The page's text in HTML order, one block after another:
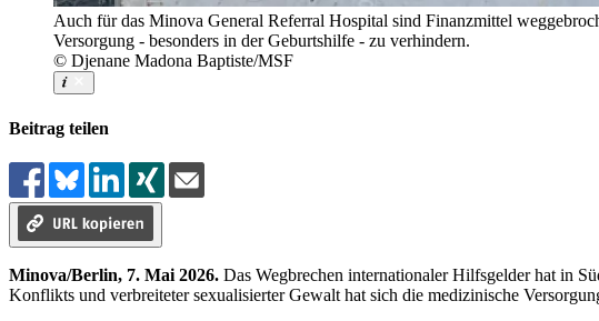
Auch für das Minova General Referral Hospital sind Finanzmittel
Versorgung - besonders in der Geburtshilfe - zu verhindern.
© Djenane Madona Baptiste/MSF
Beitrag teilen
Minova/Berlin, 7. Mai 2026. Das Wegbrechen internationaler Hilfsgelder hat in
Konflikts und verbreiteter sexualisierter Gewalt hat sich die medizinische